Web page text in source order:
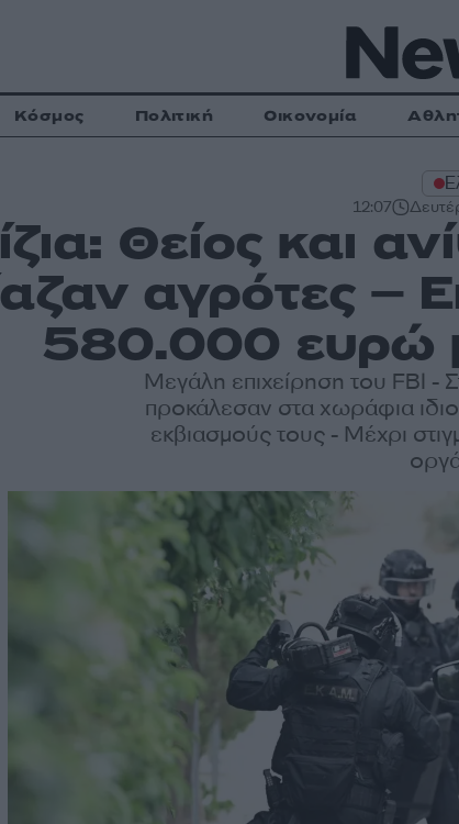
Κόσμος Πολιτική Οικονομία
12:07
Θείος και
αγρότες –
580.000 ευρώ
Μεγάλη επιχείρηση του FBI
προκάλεσαν στα χωράφια
εκβιασμούς τους - Μέχρι